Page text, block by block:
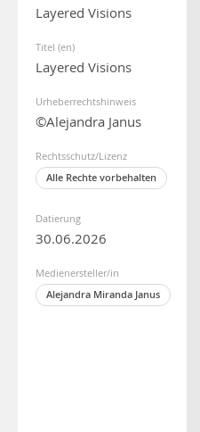
Layered Visions
Titel (en)
Layered Visions
Urheberrechtshinweis
©Alejandra Janus
Rechtsschutz/Lizenz
Alle Rechte vorbehalten
Datierung
30.06.2026
Medienersteller/in
Alejandra Miranda Janus